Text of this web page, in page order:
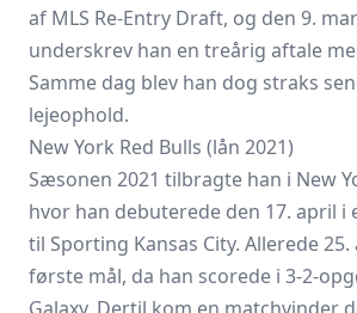
af MLS Re-Entry Draft, og den 9.
underskrev han en treårig aftale
Samme dag blev han dog straks
lejeophold.
New York Red Bulls (lån 2021)
Sæsonen 2021 tilbragte han i New
hvor han debuterede den 17. april i
til Sporting Kansas City. Allerede
første mål, da han scorede i 3-2-